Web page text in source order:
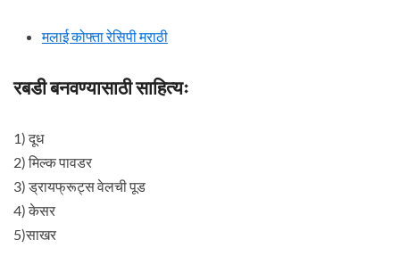
मलाई कोफ्ता रेसिपी मराठी
रबडी बनवण्यासाठी साहित्यः
1) दूध
2) मिल्क पावडर
3) ड्रायफ्रूट्स वेलची पूड
4) केसर
5)साखर